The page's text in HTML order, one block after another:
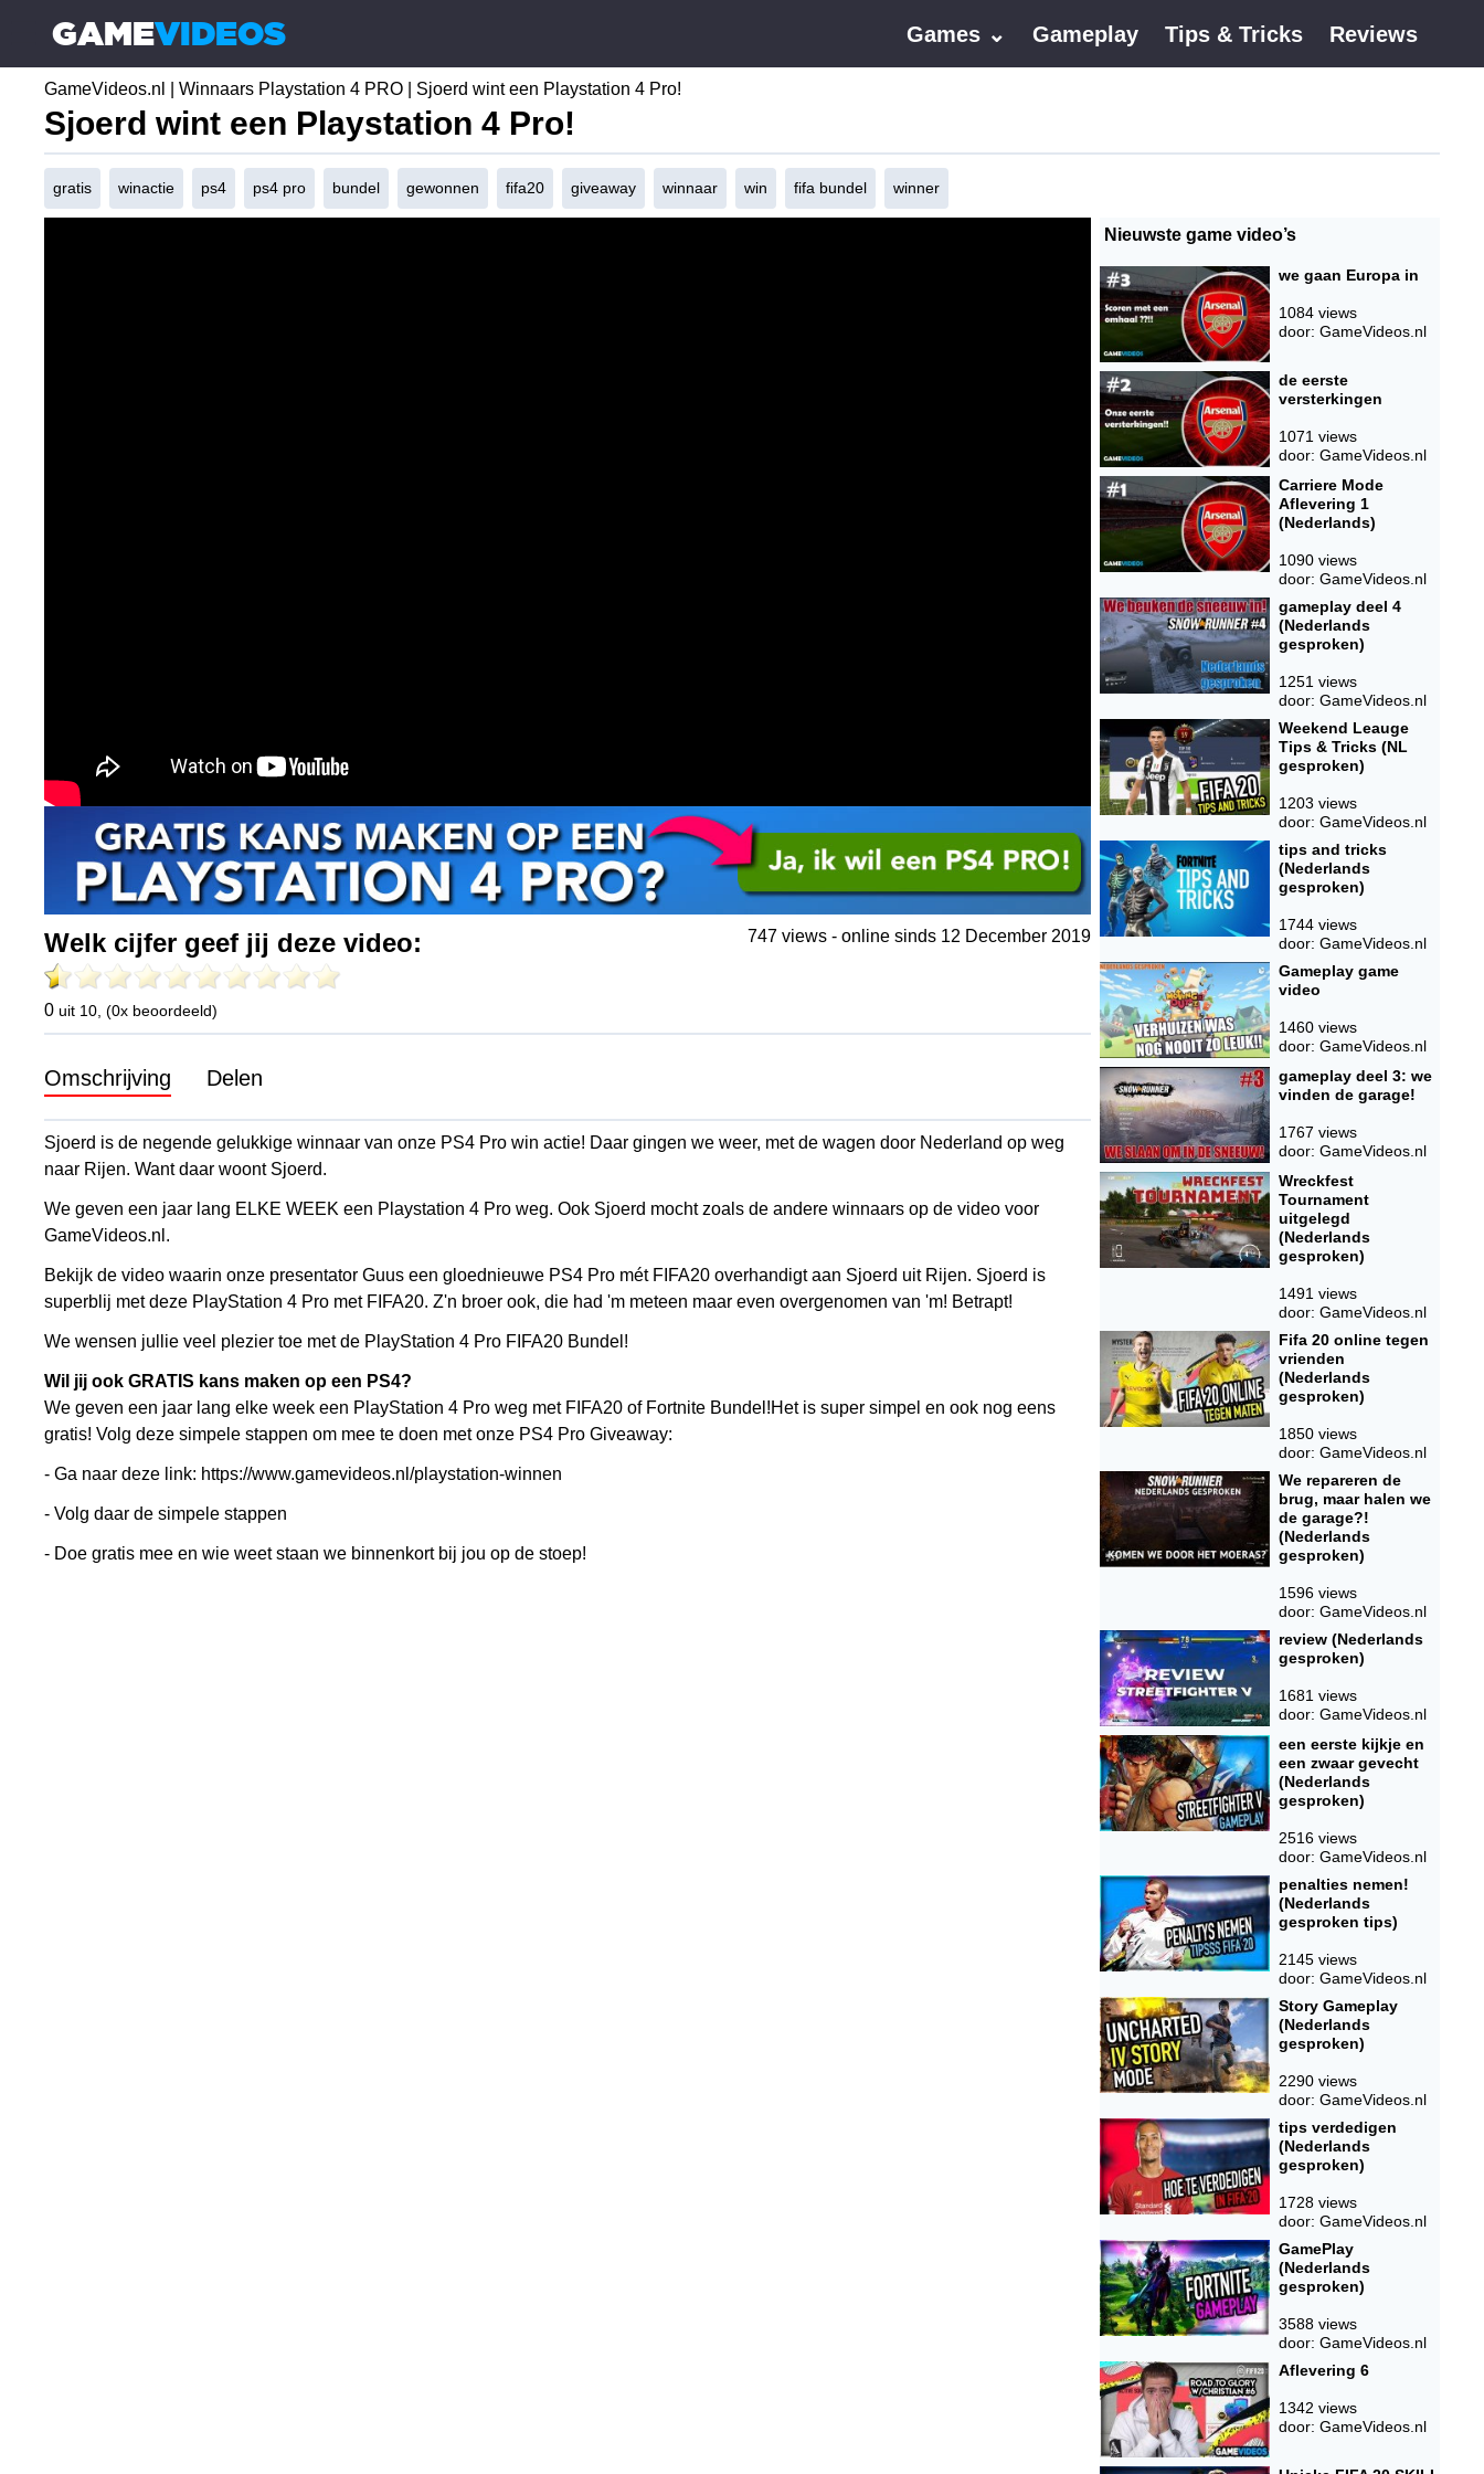
GAMEVIDEOS Games ⌄ Gameplay Tips & Tricks Reviews
GameVideos.nl Winnaars Playstation 4 PRO Sjoerd wint een Playstation 4 Pro!
Sjoerd wint een Playstation 4 Pro!
gratis winactie ps4 ps4 pro bundel gewonnen fifa20 giveaway winnaar win fifa bundel winner
Welk cijfer geef jij deze video:
0 uit 10, (0x beoordeeld)
747 views - online sinds 12 December 2019
Omschrijving Delen
Sjoerd is de negende gelukkige winnaar van onze PS4 Pro win actie! Daar gingen we weer, met de wagen door Nederland op weg
naar Rijen. Want daar woont Sjoerd.
We geven een jaar lang ELKE WEEK een Playstation 4 Pro weg. Ook Sjoerd mocht zoals de andere winnaars op de video voor
GameVideos.nl.
Bekijk de video waarin onze presentator Guus een gloednieuwe PS4 Pro mét FIFA20 overhandigt aan Sjoerd uit Rijen. Sjoerd is
superblij met deze PlayStation 4 Pro met FIFA20. Z'n broer ook, die had 'm meteen maar even overgenomen van 'm! Betrapt!
We wensen jullie veel plezier toe met de PlayStation 4 Pro FIFA20 Bundel!
Wil jij ook GRATIS kans maken op een PS4?
We geven een jaar lang elke week een PlayStation 4 Pro weg met FIFA20 of Fortnite Bundel!Het is super simpel en ook nog eens
gratis! Volg deze simpele stappen om mee te doen met onze PS4 Pro Giveaway:
- Ga naar deze link: https://www.gamevideos.nl/playstation-winnen
- Volg daar de simpele stappen
- Doe gratis mee en wie weet staan we binnenkort bij jou op de stoep!
Nieuwste game video’s
we gaan Europa in
1084 views
door: GameVideos.nl
de eerste
versterkingen
1071 views
door: GameVideos.nl
Carriere Mode
Aflevering 1
(Nederlands)
1090 views
door: GameVideos.nl
gameplay deel 4
(Nederlands
gesproken)
1251 views
door: GameVideos.nl
Weekend Leauge
Tips & Tricks (NL
gesproken)
1203 views
door: GameVideos.nl
tips and tricks
(Nederlands
gesproken)
1744 views
door: GameVideos.nl
Gameplay game
video
1460 views
door: GameVideos.nl
gameplay deel 3: we
vinden de garage!
1767 views
door: GameVideos.nl
Wreckfest
Tournament
uitgelegd
(Nederlands
gesproken)
1491 views
door: GameVideos.nl
Fifa 20 online tegen
vrienden
(Nederlands
gesproken)
1850 views
door: GameVideos.nl
We repareren de
brug, maar halen we
de garage?!
(Nederlands
gesproken)
1596 views
door: GameVideos.nl
review (Nederlands
gesproken)
1681 views
door: GameVideos.nl
een eerste kijkje en
een zwaar gevecht
(Nederlands
gesproken)
2516 views
door: GameVideos.nl
penalties nemen!
(Nederlands
gesproken tips)
2145 views
door: GameVideos.nl
Story Gameplay
(Nederlands
gesproken)
2290 views
door: GameVideos.nl
tips verdedigen
(Nederlands
gesproken)
1728 views
door: GameVideos.nl
GamePlay
(Nederlands
gesproken)
3588 views
door: GameVideos.nl
Aflevering 6
1342 views
door: GameVideos.nl